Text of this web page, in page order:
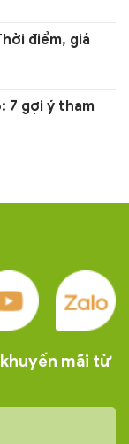
điểm, giá
7 gợi ý tham
mãi từ